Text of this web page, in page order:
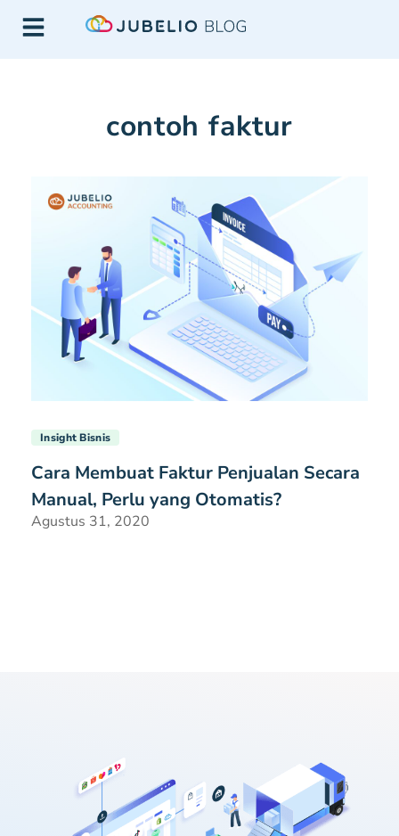
contoh faktur
Insight Bisnis
Cara Membuat Faktur Penjualan Secara
Manual, Perlu yang Otomatis?
Agustus 31, 2020